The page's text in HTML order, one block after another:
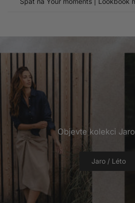
Objevte kolekci
Jaro / Léto